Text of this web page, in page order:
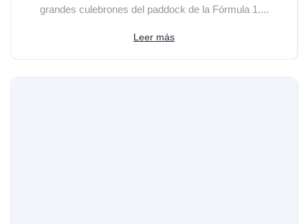
grandes culebrones del paddock de la Fórmula 1....
Leer más